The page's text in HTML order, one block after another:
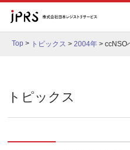
Top > トピックス > 2004年 > ccNSO
トピックス